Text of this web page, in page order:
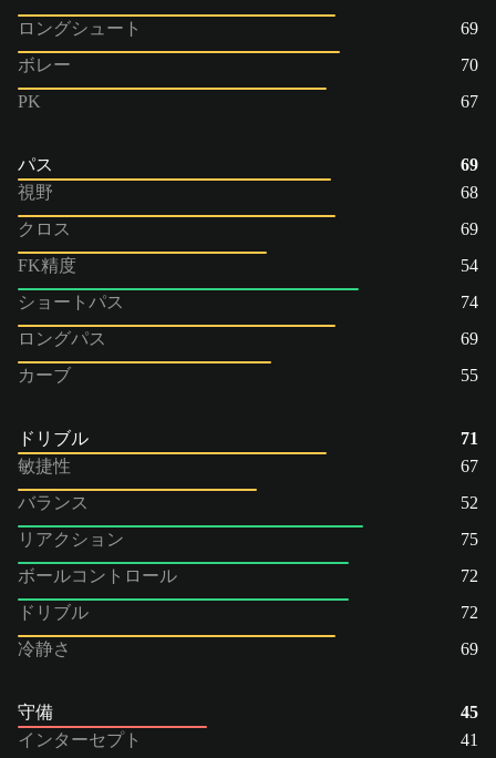
ロングシュート
69
ボレー
70
PK
67
パス
69
視野
68
クロス
69
FK精度
54
ショートパス
74
ロングパス
69
カーブ
55
ドリブル
71
敏捷性
67
バランス
52
リアクション
75
ボールコントロール
72
ドリブル
72
冷静さ
69
守備
45
インターセプト
41